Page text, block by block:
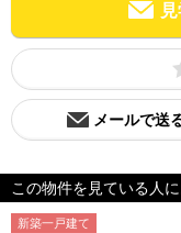
メールで送
この物件を見ている人
新築一戸建て